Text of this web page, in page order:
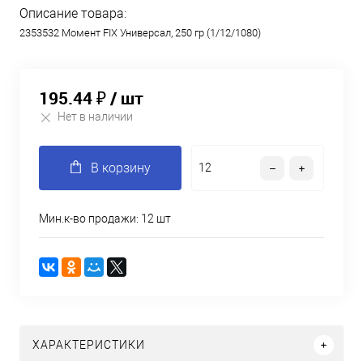
Описание товара:
2353532 Момент FIX Универсал, 250 гр (1/12/1080)
195.44 ₽/ шт
Нет в наличии
В корзину
Мин.к-во продажи: 12 шт
ХАРАКТЕРИСТИКИ